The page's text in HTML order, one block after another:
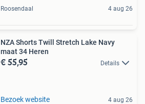
Roosendaal 4 aug 26
NZA Shorts Twill Stretch Lake Navy
maat 34 Heren
€ 55,95 Details
Bezoek website 4 aug 26